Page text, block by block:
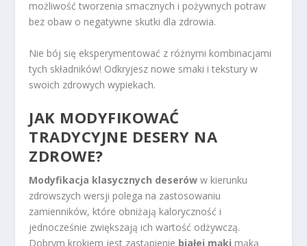
możliwość tworzenia smacznych i pożywnych potraw
bez obaw o negatywne skutki dla zdrowia.
Nie bój się eksperymentować z różnymi kombinacjami
tych składników! Odkryjesz nowe smaki i tekstury w
swoich zdrowych wypiekach.
JAK MODYFIKOWAĆ
TRADYCYJNE DESERY NA
ZDROWE?
Modyfikacja klasycznych deserów w kierunku
zdrowszych wersji polega na zastosowaniu
zamienników, które obniżają kaloryczność i
jednocześnie zwiększają ich wartość odżywczą.
Dobrym krokiem jest zastąpienie białej mąki mąką